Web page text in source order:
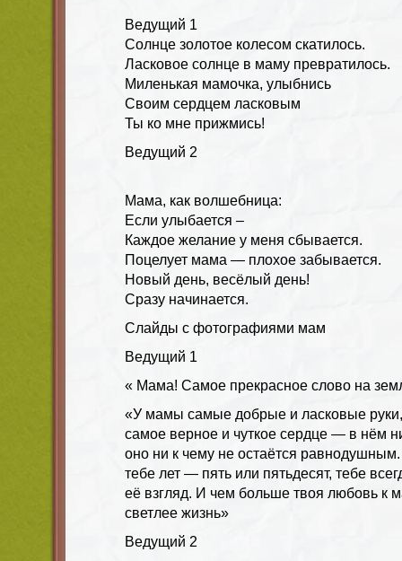
Ведущий 1
Солнце золотое колесом скатилось.
Ласковое солнце в маму превратилось.
Миленькая мамочка, улыбнись
Своим сердцем ласковым
Ты ко мне прижмись!
Ведущий 2
Мама, как волшебница:
Если улыбается –
Каждое желание у меня сбывается.
Поцелует мама — плохое забывается.
Новый день, весёлый день!
Сразу начинается.
Слайды с фотографиями мам
Ведущий 1
« Мама! Самое прекрасное слово на
«У мамы самые добрые и ласковые
самое верное и чуткое сердце — в нём
оно ни к чему не остаётся
тебе лет — пять или пятьдесят, тебе
её взгляд. И чем больше твоя любовь к
светлее жизнь»
Ведущий 2